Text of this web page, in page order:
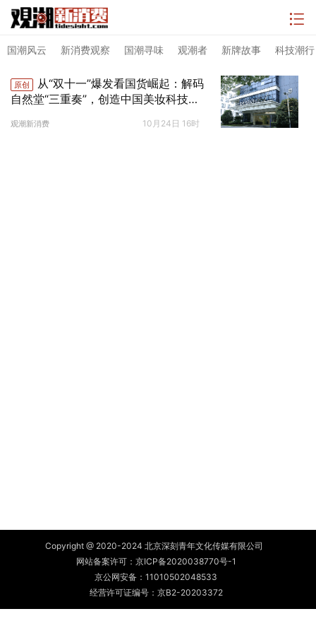
国潮风云 新消费观察 国潮寻味 观潮者 新牌故事 科技潮行
原创
从“双十一”爆发看国货崛起：解码
自然堂“三重奏”，创造中国美妆科技新
观潮新消费 10月24日 16时
Copyright @ 2020-2024 北京深刻青年文化传媒有限公司
网站备案许可： 京ICP备2020038770号-1
京公网安备： 11010502048533
经营许可证编号：京B2-20203372